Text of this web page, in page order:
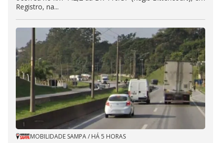
Registro, na...
MOBILIDADE SAMPA/ HÁ 5 HORAS